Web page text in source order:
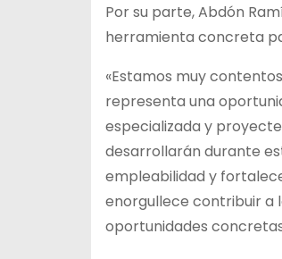
Por su parte, Abdón
herramienta concreta
«Estamos muy
representa una
especializada y
desarrollarán durante
empleabilidad y
enorgullece contribuir a
oportunidades